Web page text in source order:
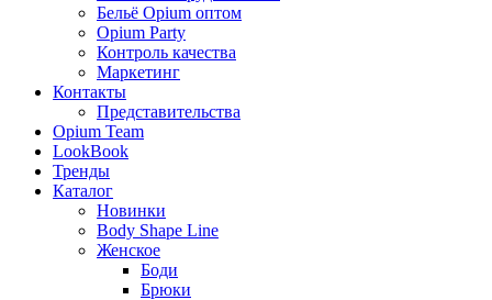
Бельё Opium оптом
Opium Party
Контроль качества
Маркетинг
Контакты
Представительства
Opium Team
LookBook
Тренды
Каталог
Новинки
Body Shape Line
Женское
Боди
Брюки